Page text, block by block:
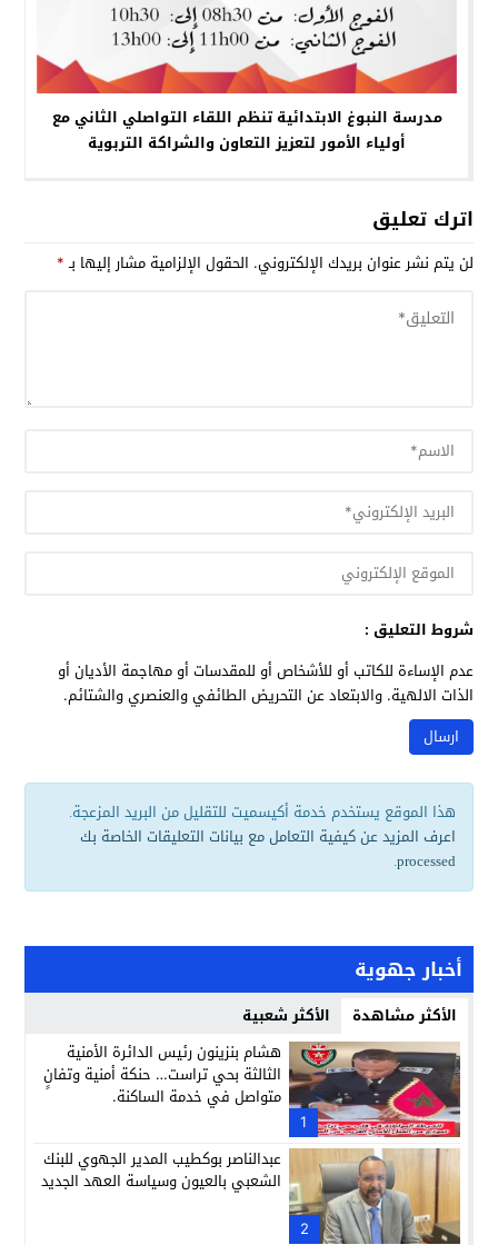
مدرسة النبوغ الابتدائية تنظم اللقاء التواصلي الثاني مع
أولياء الأمور لتعزيز التعاون والشراكة التربوية
اترك تعليق
لن يتم نشر عنوان بريدك الإلكتروني. الحقول الإلزامية مشار إليها بـ*
شروط التعليق :
عدم الإساءة للكاتب أو للأشخاص أو للمقدسات أو مهاجمة الأديان أو
الذات الالهية. والابتعاد عن التحريض الطائفي والعنصري والشتائم.
هذا الموقع يستخدم خدمة أكيسميت للتقليل من البريد المزعجة.
اعرف المزيد عن كيفية التعامل مع بيانات التعليقات الخاصة بك
processed
.
أخبار جهوية
الأكثر مشاهدة الأكثر شعبية
1
هشام بنزينون رئيس الدائرة الأمنية
الثالثة بحي تراست… حنكة أمنية وتفانٍ
متواصل في خدمة الساكنة.
2
عبدالناصر بوكطيب المدير الجهوي للبنك
الشعبي بالعيون وسياسة العهد الجديد